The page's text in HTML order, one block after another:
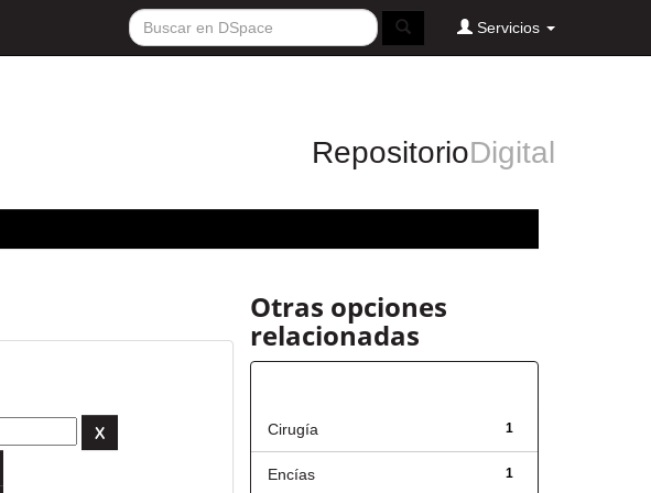
Servicios
RepositorioDigital
Otras opciones
relacionadas
1
Cirugía
1
Encías